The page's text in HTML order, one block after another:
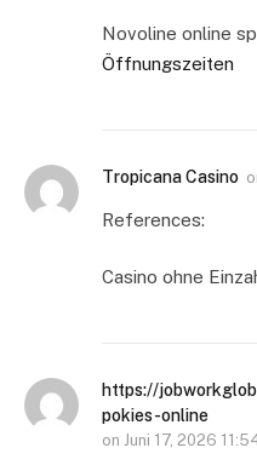
Novoline online
Öffnungszeiten
Tropicana Casino
References:
Casino ohne
https://
pokies-online
on Juni 17, 2026